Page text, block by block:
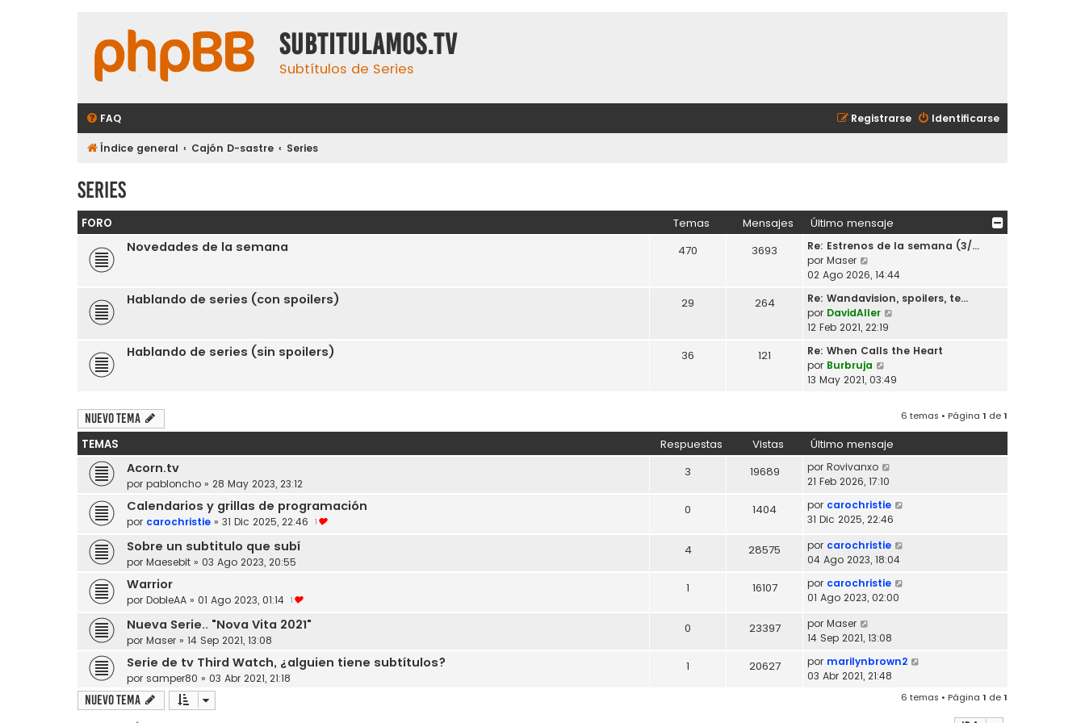
subtitulamos.tv
Subtítulos de Series
FAQ Identificarse
Registrarse
Índice general Cajón D-sastre Series
Series
FORO Temas Mensajes Último mensaje
Novedades de la semana 470 3693
Re: Estrenos de la semana (3/…
por Maser
e
ú
l
t
i
m
o
s
a
j
e
02 Ago 2026, 14:44
Hablando de series (con spoilers) 29 264
Re: Wandavision, spoilers, te…
por DavidAller
ú
t
m
e
a
12 Feb 2021, 22:19
Hablando de series (sin spoilers) 36 121
Re: When Calls the Heart
por Burbruja
e
i
m
o
e
n
a
j
e
13 May 2021, 03:49
Nuevo Tema 6 temas • Página 1 de1
TEMAS Respuestas Vistas Último mensaje
Acorn.tv
por pabloncho » 28 May 2023, 23:12
3 19689 por Rovivanxo
21 Feb 2026, 17:10
Calendarios y grillas de programación
por carochristie » 31 Dic 2025, 22:46 1
0 1404 por carochristie
31 Dic 2025, 22:46
Sobre un subtitulo que subí
por Maesebit » 03 Ago 2023, 20:55
4 28575 por carochristie
04 Ago 2023, 18:04
Warrior
por DobleAA » 01 Ago 2023, 01:14 1
1 16107 por carochristie
01 Ago 2023, 02:00
Nueva Serie.. "Nova Vita 2021"
por Maser » 14 Sep 2021, 13:08
0 23397 por Maser
14 Sep 2021, 13:08
Serie de tv Third Watch, ¿alguien tiene subtítulos?
por samper80 » 03 Abr 2021, 21:18
1 20627 por marilynbrown2
03 Abr 2021, 21:48
Nuevo Tema 6 temas • Página 1 de1